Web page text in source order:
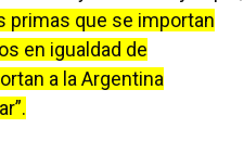
primas que se importan
en igualdad de
a la Argentina